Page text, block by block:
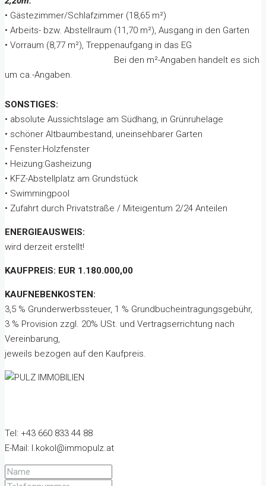
• Gästezimmer/Schlafzimmer (18,65 m²)
• Arbeits- bzw. Abstellraum (11,70 m²), Ausgang in den Garten
• Vorraum (8,77 m²), Treppenaufgang in das EG
Bei den m²-Angaben handelt es sich
um ca.-Angaben.
SONSTIGES:
• absolute Aussichtslage am Südhang, in Grünruhelage
• schöner Altbaumbestand, uneinsehbarer Garten
• Fenster:Holzfenster
• Heizung:Gasheizung
• KFZ-Abstellplatz am Grundstück
• Swimmingpool
• Zufahrt durch Privatstraße / Miteigentum 2/24 Anteilen
ENERGIEAUSWEIS:
wird derzeit erstellt!
KAUFPREIS: EUR 1.180.000,00
KAUFNEBENKOSTEN:
3,5 % Grunderwerbssteuer, 1 % Grundbucheintragungsgebühr,
3 % Provision zzgl. 20% USt. und Vertragserrichtung nach
Vereinbarung,
jeweils bezogen auf den Kaufpreis.
Tel: +43 660 833 44 88
E-Mail: l.kokol@immopulz.at